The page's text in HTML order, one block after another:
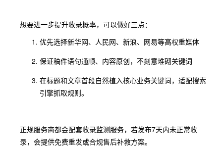
想要进一步提升收录概率，可以做好三点：
优先选择新华网、人民网、新浪、网易等高权重媒体
保证稿件语句通顺、内容原创，不刻意堆砌关键词
在标题和文章首段自然植入核心业务关键词，适配搜索
引擎抓取规则。
正规服务商都会配套收录监测服务，若发布7天内未正常收
录，会提供免费重发或合规售后补救方案。